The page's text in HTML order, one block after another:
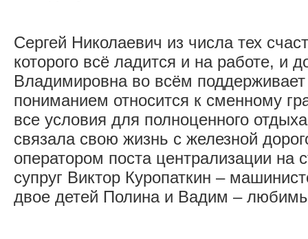
Сергей Николаевич из числа тех
которого всё ладится и на работе, и
Владимировна во всём
пониманием относится к сменному
все условия для полноценного
связала свою жизнь с железной
оператором поста централизации на
супруг Виктор Куропаткин –
двое детей Полина и Вадим –